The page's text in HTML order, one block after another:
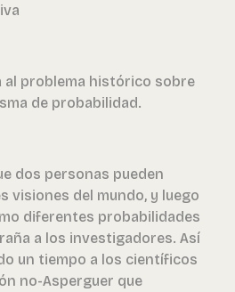
al problema histórico sobre
de probabilidad.
dos personas pueden
visiones del mundo, y luego
diferentes probabilidades
a los investigadores. Así
un tiempo a los científicos
no-Asperguer que